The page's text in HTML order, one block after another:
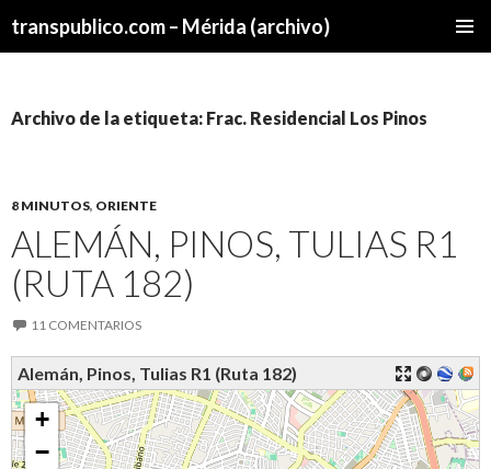
transpublico.com – Mérida (archivo)
Archivo de la etiqueta: Frac. Residencial Los Pinos
8 MINUTOS, ORIENTE
ALEMÁN, PINOS, TULIAS R1
(RUTA 182)
11 COMENTARIOS
Alemán, Pinos, Tulias R1 (Ruta 182)
+
−